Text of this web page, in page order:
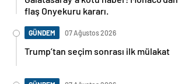
flaş Onyekuru kararı.
GÜNDEM 07 Ağustos 2026
Trump’tan seçim sonrası ilk mülakat